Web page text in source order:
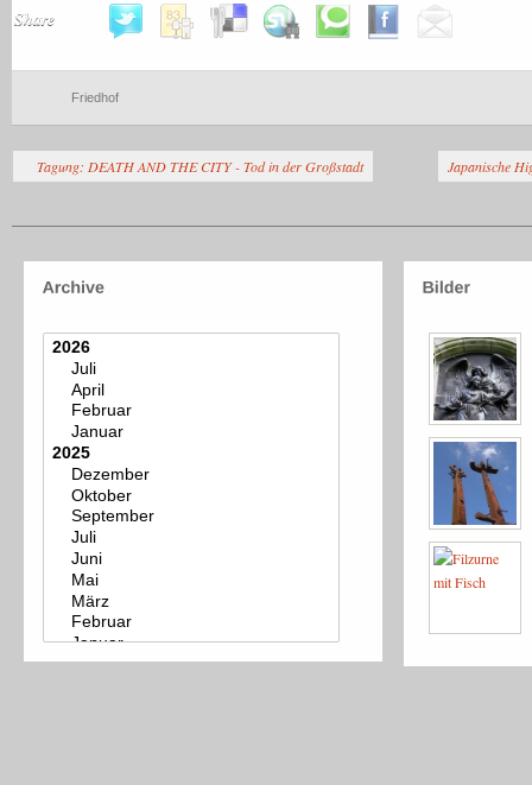
Share
Friedhof
Tagung: DEATH AND THE CITY - Tod in der Großstadt Japanische